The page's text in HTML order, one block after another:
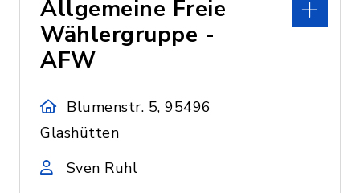
Allgemeine Freie
Wählergruppe -
AFW
Blumenstr. 5, 95496
Glashütten
Sven Ruhl